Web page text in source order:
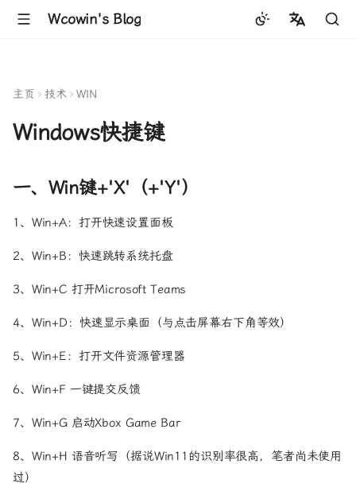
Wcowin's Blog
主页 技术 WIN
Windows快捷键
一、Win键+'X'（+'Y'）
1、Win+A：打开快速设置面板
2、Win+B：快速跳转系统托盘
3、Win+C 打开Microsoft Teams
4、Win+D：快速显示桌面（与点击屏幕右下角等效）
5、Win+E：打开文件资源管理器
6、Win+F 一键提交反馈
7、Win+G 启动Xbox Game Bar
8、Win+H 语音听写（据说Win11的识别率很高，笔者尚未使用
过）